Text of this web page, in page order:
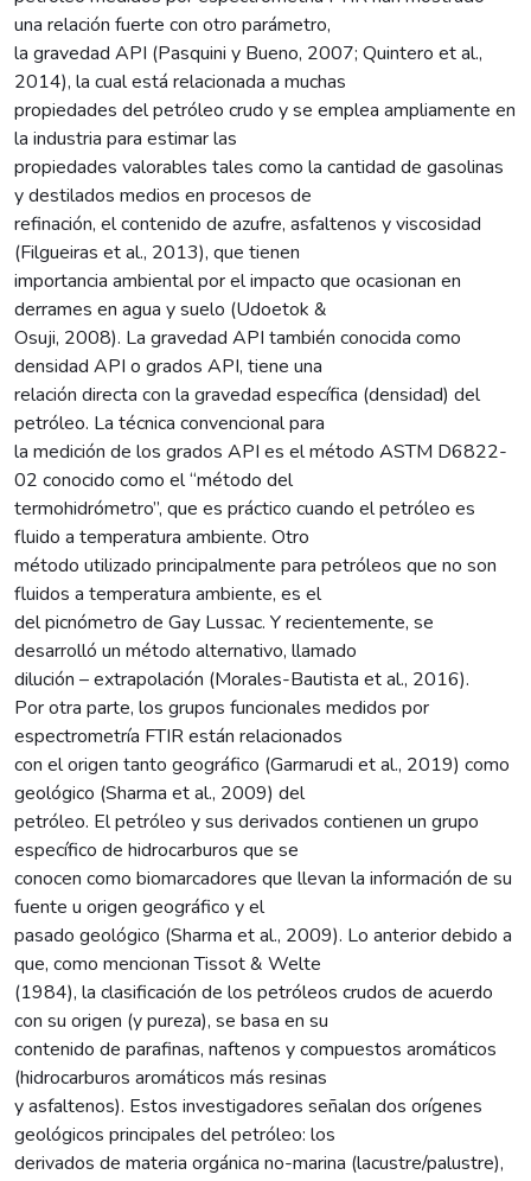
una relación fuerte con otro parámetro,
la gravedad API (Pasquini y Bueno, 2007; Quintero et al.,
2014), la cual está relacionada a muchas
propiedades del petróleo crudo y se emplea ampliamente en
la industria para estimar las
propiedades valorables tales como la cantidad de gasolinas
y destilados medios en procesos de
refinación, el contenido de azufre, asfaltenos y viscosidad
(Filgueiras et al., 2013), que tienen
importancia ambiental por el impacto que ocasionan en
derrames en agua y suelo (Udoetok &
Osuji, 2008). La gravedad API también conocida como
densidad API o grados API, tiene una
relación directa con la gravedad específica (densidad) del
petróleo. La técnica convencional para
la medición de los grados API es el método ASTM D6822-
02 conocido como el “método del
termohidrómetro”, que es práctico cuando el petróleo es
fluido a temperatura ambiente. Otro
método utilizado principalmente para petróleos que no son
fluidos a temperatura ambiente, es el
del picnómetro de Gay Lussac. Y recientemente, se
desarrolló un método alternativo, llamado
dilución – extrapolación (Morales-Bautista et al., 2016).
Por otra parte, los grupos funcionales medidos por
espectrometría FTIR están relacionados
con el origen tanto geográfico (Garmarudi et al., 2019) como
geológico (Sharma et al., 2009) del
petróleo. El petróleo y sus derivados contienen un grupo
específico de hidrocarburos que se
conocen como biomarcadores que llevan la información de su
fuente u origen geográfico y el
pasado geológico (Sharma et al., 2009). Lo anterior debido a
que, como mencionan Tissot & Welte
(1984), la clasificación de los petróleos crudos de acuerdo
con su origen (y pureza), se basa en su
contenido de parafinas, naftenos y compuestos aromáticos
(hidrocarburos aromáticos más resinas
y asfaltenos). Estos investigadores señalan dos orígenes
geológicos principales del petróleo: los
derivados de materia orgánica no-marina (lacustre/palustre),